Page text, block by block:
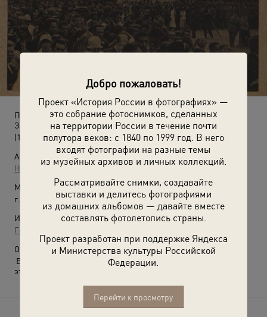
Добро пожаловать!
Проект «История России в фотографиях» —
это собрание фотоснимков, сделанных
на территории России в течение почти
полутора веков: с 1840 по 1999 год. В него
входят фотографии на разные темы
из музейных архивов и личных коллекций.
Рассматривайте снимки, создавайте
выставки и делитесь фотографиями
из домашних альбомов — давайте вместе
составлять фотолетопись страны.
Проект разработан при поддержке Яндекса
и Министерства культуры Российской
Федерации.
Перейти к просмотру
Парад на Красной площади в честь Дня III Интернационала.
Запуск аэростата над Покровским собором
(1921 год)
Автор:
Неизвестный автор
Место съемки:
г. Москва
Источники:
Государственный Исторический музей
О фотографии:
Выставка
«От Земского приказа до музейного комплекса»
этой фотографией.